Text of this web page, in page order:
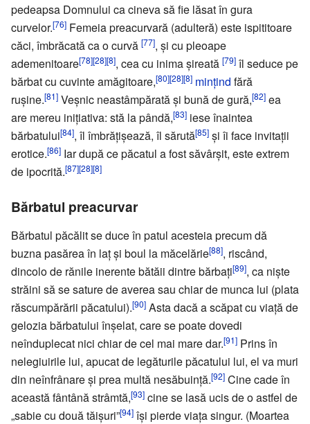
pedeapsa Domnului ca cineva să fie lăsat în gura
curvelor.[76] Femeia preacurvară (adulteră) este ispititoare
căci, îmbrăcată ca o curvă [77], și cu pleoape
ademenitoare[78][28][8], cea cu inima șireată [79] îl seduce pe
bărbat cu cuvinte amăgitoare,[80][28][8] mințind fără
rușine.[81] Veșnic neastâmpărată și bună de gură,[82] ea
are mereu inițiativa: stă la pândă,[83] iese înaintea
bărbatului[84], îl îmbrățișează, îl sărută[85] și îi face invitații
erotice.[86] Iar după ce păcatul a fost săvârșit, este extrem
de ipocrită.[87][28][8]
Bărbatul preacurvar
Bărbatul păcălit se duce în patul acesteia precum dă
buzna pasărea în laț și boul la măcelărie[88], riscând,
dincolo de rănile inerente bătăii dintre bărbați[89], ca niște
străini să se sature de averea sau chiar de munca lui (plata
răscumpărării păcatului).[90] Asta dacă a scăpat cu viață de
gelozia bărbatului înșelat, care se poate dovedi
neînduplecat nici chiar de cel mai mare dar.[91] Prins în
nelegiuirile lui, apucat de legăturile păcatului lui, el va muri
din neînfrânare și prea multă nesăbuință.[92] Cine cade în
această fântână strâmtă,[93] cine se lasă ucis de o astfel de
„sabie cu două tăișuri”[94] își pierde viața singur. (Moartea